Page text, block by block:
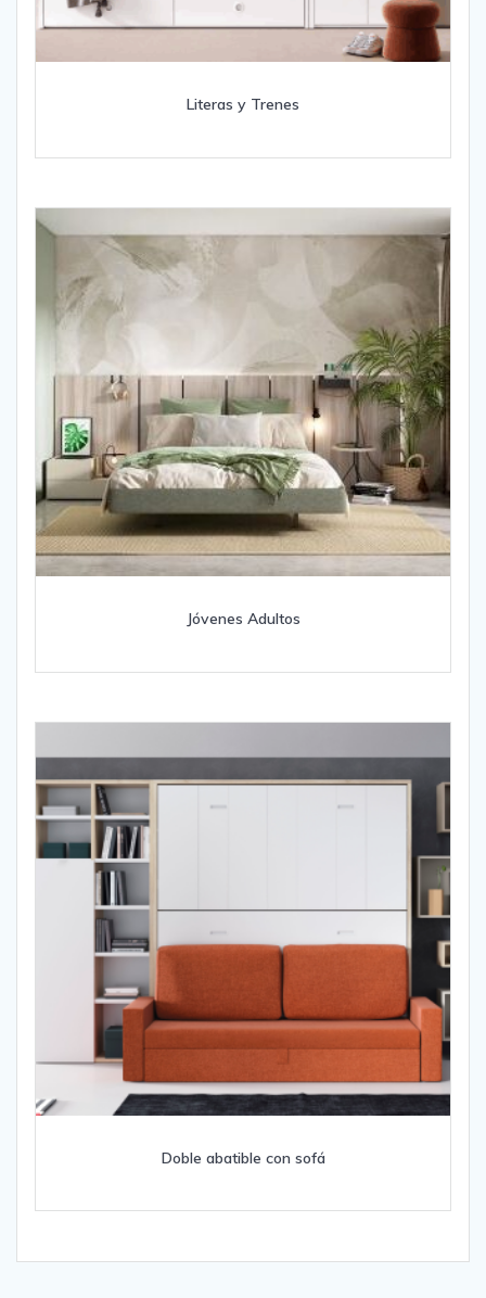
Literas y Trenes
Jóvenes Adultos
Doble abatible con sofá